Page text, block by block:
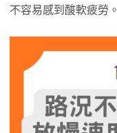
不容易感到酸軟疲勞。